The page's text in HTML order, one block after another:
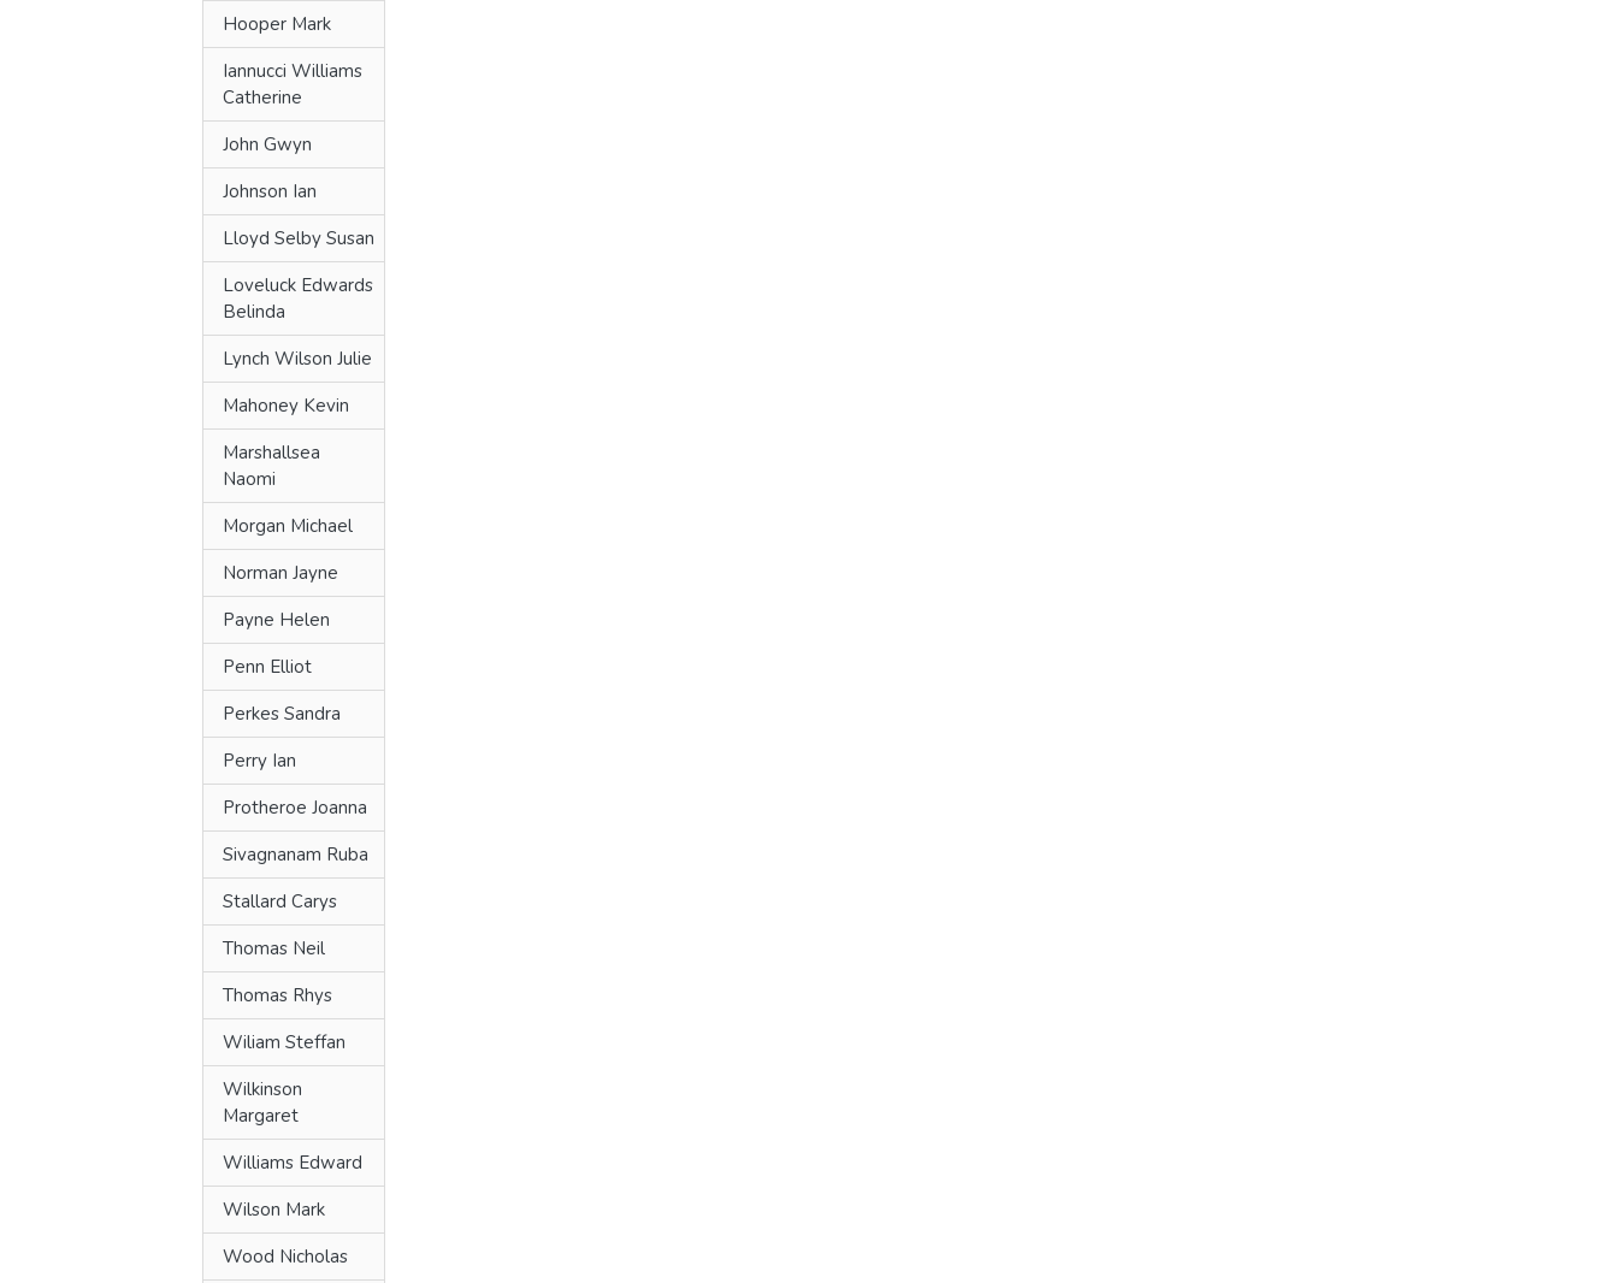
Hooper Mark
Iannucci Williams
Catherine
John Gwyn
Johnson Ian
Lloyd Selby Susan
Loveluck Edwards
Belinda
Lynch Wilson Julie
Mahoney Kevin
Marshallsea
Naomi
Morgan Michael
Norman Jayne
Payne Helen
Penn Elliot
Perkes Sandra
Perry Ian
Protheroe Joanna
Sivagnanam Ruba
Stallard Carys
Thomas Neil
Thomas Rhys
Wiliam Steffan
Wilkinson
Margaret
Williams Edward
Wilson Mark
Wood Nicholas